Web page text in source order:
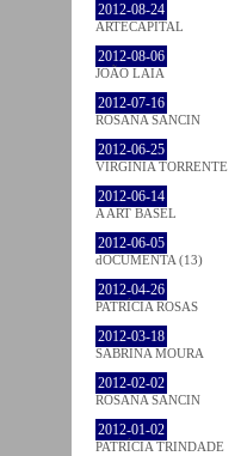
2012-08-24
ARTECAPITAL
2012-08-06
JOÃO LAIA
2012-07-16
ROSANA SANCIN
2012-06-25
VIRGINIA TORRENTE
2012-06-14
A ART BASEL
2012-06-05
dOCUMENTA (13)
2012-04-26
PATRÍCIA ROSAS
2012-03-18
SABRINA MOURA
2012-02-02
ROSANA SANCIN
2012-01-02
PATRÍCIA TRINDADE